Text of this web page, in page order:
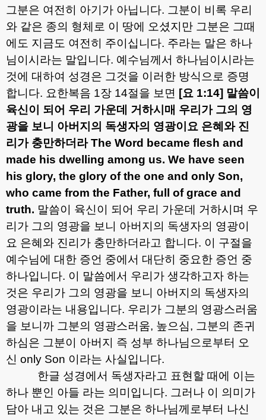
그분은 여전히 아기가 아닙니다. 그분이 비록 우리
와 같은 종의 형체로 이 땅에 오셨지만 그분은 그때
에도 지금도 여전히 주이십니다. 주라는 말은 하나
님이시라는 말입니다. 예수님께서 하나님이시라는
것에 대하여 성경은 그것을 이러한 방식으로 증명
합니다. 요한복음 1장 14절을 보면 [요 1:14] 말씀이
육신이 되어 우리 가운데 거하시매 우리가 그의 영
광을 보니 아버지의 독생자의 영광이요 은혜와 진
리가 충만하더라The Word became flesh and
made his dwelling among us. We have seen
his glory, the glory of the one and only Son,
who came from the Father, full of grace and
truth. 말씀이 육신이 되어 우리 가운데 거하시며 우
리가 그의 영광을 보니 아버지의 독생자의 영광이
요 은혜와 진리가 충만하더라고 합니다. 이 구절을
예수님에 대한 증언 중에서 대단히 중요한 증언 중
하나입니다. 이 말씀에서 우리가 생각하고자 하는
것은 우리가 그의 영광을 보니 아버지의 독생자의
영광이라는 내용입니다. 우리가 그분의 영광스러움
을 보니까 그분의 영광스러움, 높으심, 그분의 존귀
하심은 그분이 아버지 즉 성부 하나님으로부터 오
신 only Son 이라는 사실입니다.
한글 성경에서 독생자라고 표현할 때에 이는
하나 뿐인 아들 라는 의미입니다. 그러나 이 의미가
담아 내고 있는 것은 그분은 하나님께로부터 나신